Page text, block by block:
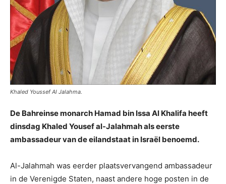
Khaled Youssef Al Jalahma.
De Bahreinse monarch Hamad bin Issa Al Khalifa heeft
dinsdag Khaled Yousef al-Jalahmah als eerste
ambassadeur van de eilandstaat in Israël benoemd.
Al-Jalahmah was eerder plaatsvervangend ambassadeur
in de Verenigde Staten, naast andere hoge posten in de